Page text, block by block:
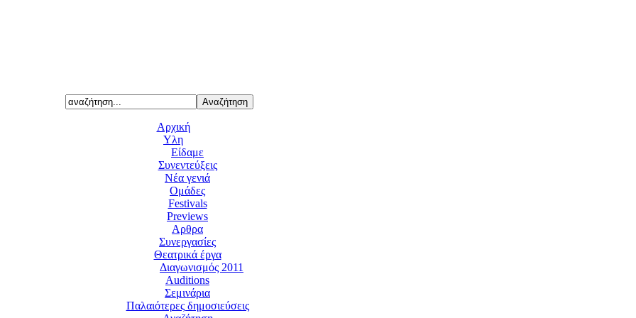
Αρχική
Υλη
Είδαμε
Συνεντεύξεις
Νέα γενιά
Ομάδες
Festivals
Previews
Αρθρα
Συνεργασίες
Θεατρικά έργα
Διαγωνισμός 2011
Auditions
Σεμινάρια
Παλαιότερες δημοσιεύσεις